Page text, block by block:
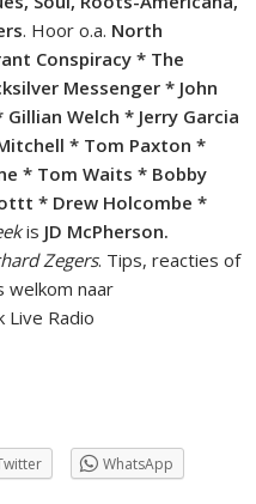
. Hoor o.a. North
Conspiracy * The
Messenger * John
Welch * Jerry Garcia
* Tom Paxton *
* Tom Waits * Bobby
* Drew Holcombe *
is JD McPherson.
Zegers. Tips, reacties of
welkom naar
Live Radio
WhatsApp